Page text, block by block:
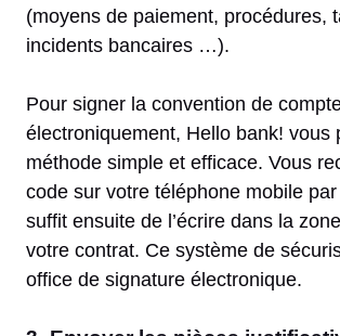
(moyens de paiement, procédures,
incidents bancaires …).
Pour signer la convention de
électroniquement, Hello bank! vous
méthode simple et efficace. Vous
code sur votre téléphone mobile par
suffit ensuite de l’écrire dans la
votre contrat. Ce système de
office de signature électronique.